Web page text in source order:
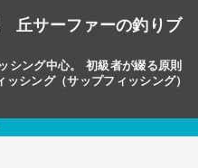
丘サーファーの釣りブ
シング中心。 初級者が綴る原則
シング（サップフィッシング）